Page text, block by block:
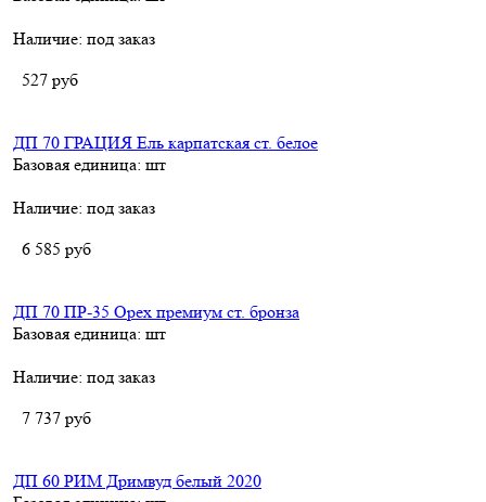
Наличие: под заказ
527 руб
ДП 70 ГРАЦИЯ Ель карпатская ст. белое
Базовая единица: шт
Наличие: под заказ
6 585 руб
ДП 70 ПР-35 Орех премиум ст. бронза
Базовая единица: шт
Наличие: под заказ
7 737 руб
ДП 60 РИМ Дримвуд белый 2020